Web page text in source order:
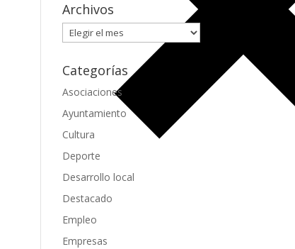
Archivos
Archivos
Categorías
Asociaciones
Ayuntamiento
Cultura
Deporte
Desarrollo local
Destacado
Empleo
Empresas